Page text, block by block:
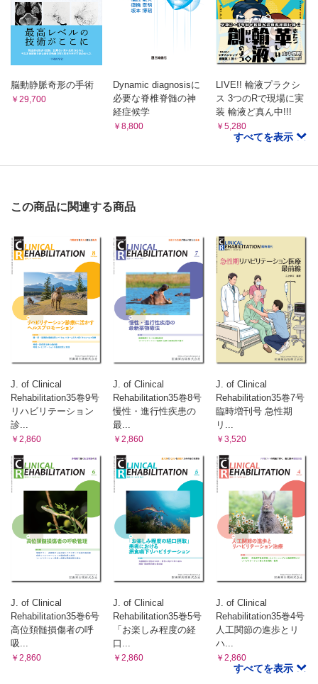
脳動静脈奇形の手術
￥29,700
Dynamic diagnosisに
必要な脊椎脊髄の神
経症候学
￥8,800
LIVE!! 輸液プラクシ
ス 3つのRで現場に実
装 輸液ど真ん中!!!
￥5,280
すべてを表示
この商品に関連する商品
J. of Clinical
Rehabilitation35巻9号
リハビリテーション
診...
￥2,860
J. of Clinical
Rehabilitation35巻8号
慢性・進行性疾患の
最...
￥2,860
J. of Clinical
Rehabilitation35巻7号
臨時増刊号 急性期
リ...
￥3,520
J. of Clinical
Rehabilitation35巻6号
高位頚髄損傷者の呼
吸...
￥2,860
J. of Clinical
Rehabilitation35巻5号
「お楽しみ程度の経
口...
￥2,860
J. of Clinical
Rehabilitation35巻4号
人工関節の進歩とリ
ハ...
￥2,860
すべてを表示